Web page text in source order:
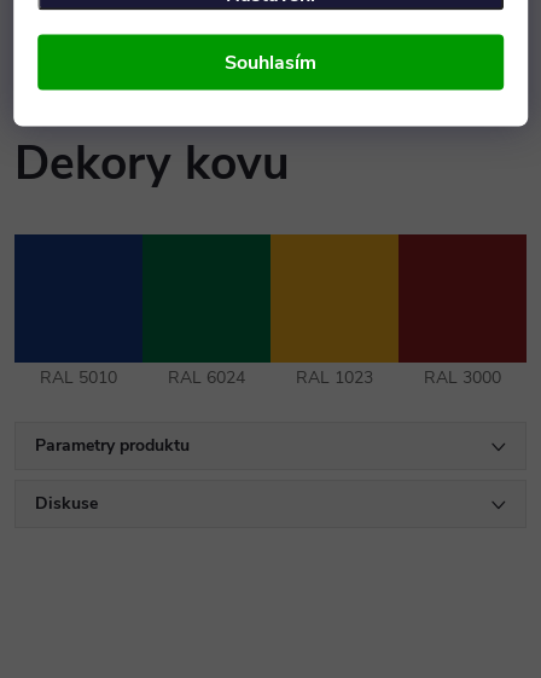
Souhlasím
Dekory kovu
RAL 5010 RAL 6024 RAL 1023 RAL 3000
Parametry produktu
Diskuse